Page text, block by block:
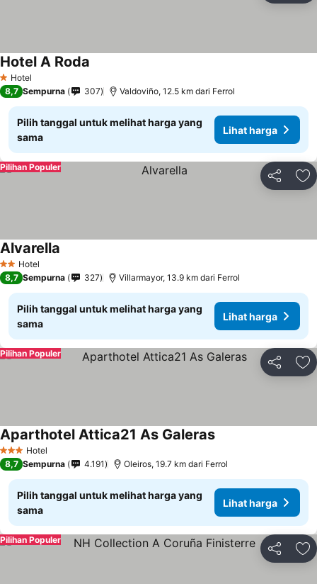
1 Bintang
Hotel
Hotel A Roda
8,7 Sempurna 307 Valdoviño, 12.5 km dari Ferrol
Pilih tanggal untuk melihat harga yang
sama
Lihat harga
Bagikan
Pilihan Populer
2 Bintang
Hotel
Alvarella
8,7 Sempurna 327 Villarmayor, 13.9 km dari Ferrol
Pilih tanggal untuk melihat harga yang
sama
Lihat harga
Bagikan
Pilihan Populer
3 BintangHotel
Aparthotel Attica21 As Galeras
8,7 Sempurna 4.191 Oleiros, 19.7 km dari Ferrol
Pilih tanggal untuk melihat harga yang
sama
Lihat harga
Bagikan
Pilihan Populer